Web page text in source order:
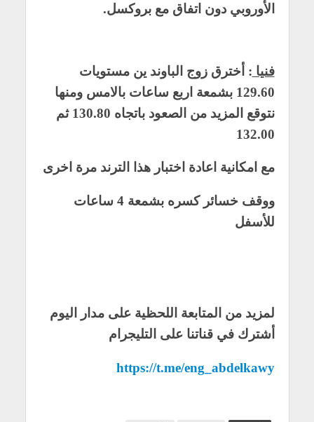
الأوروبي دون اتفاق مع بروكسل.
فنيا : أخترق زوج الباوند ين مستويات
129.60 بشمعة اربع ساعات بالامس ومنها
نتوقع المزيد من الصعود باتجاه 130.80 ثم
132.00
مع امكانية اعادة اختبار هذا الترند مرة اخرى
ووقف خسائر كسره بشمعة 4 ساعات
للأسفل
لمزيد من المتابعة اللحظية على مدار اليوم
أشترك في قناتنا على التليجرام
https://t.me/eng_abdelkawy